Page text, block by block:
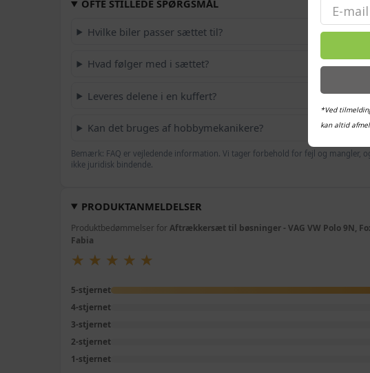
OFTE STILLEDE SPØRGSMÅL
Hvilke biler passer sættet til?
Hvad følger med i sættet?
Leveres delene i en kuffert?
Kan det bruges af hobbymekanikere?
Bemærk: FAQ er vejledende information. Vi tager forbehold for fejl og mangler,
ikke juridisk bindende.
PRODUKTANMELDELSER
Produktbedømmelser forAftrækkersæt til bøsninger - VAG VW Polo 9N,
Fabia
★
★ ★
★ ★
★ ★
★ ★
★
5-stjernet
4-stjernet
3-stjernet
2-stjernet
1-stjernet
Email
*Ved
kan altid